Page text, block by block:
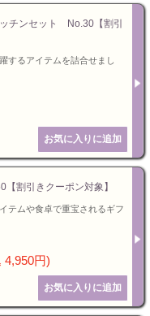
チンセット No.30【割引
するアイテムを詰合せまし
割引きクーポン対象】
テムや食卓で重宝されるギフ
4,950円)